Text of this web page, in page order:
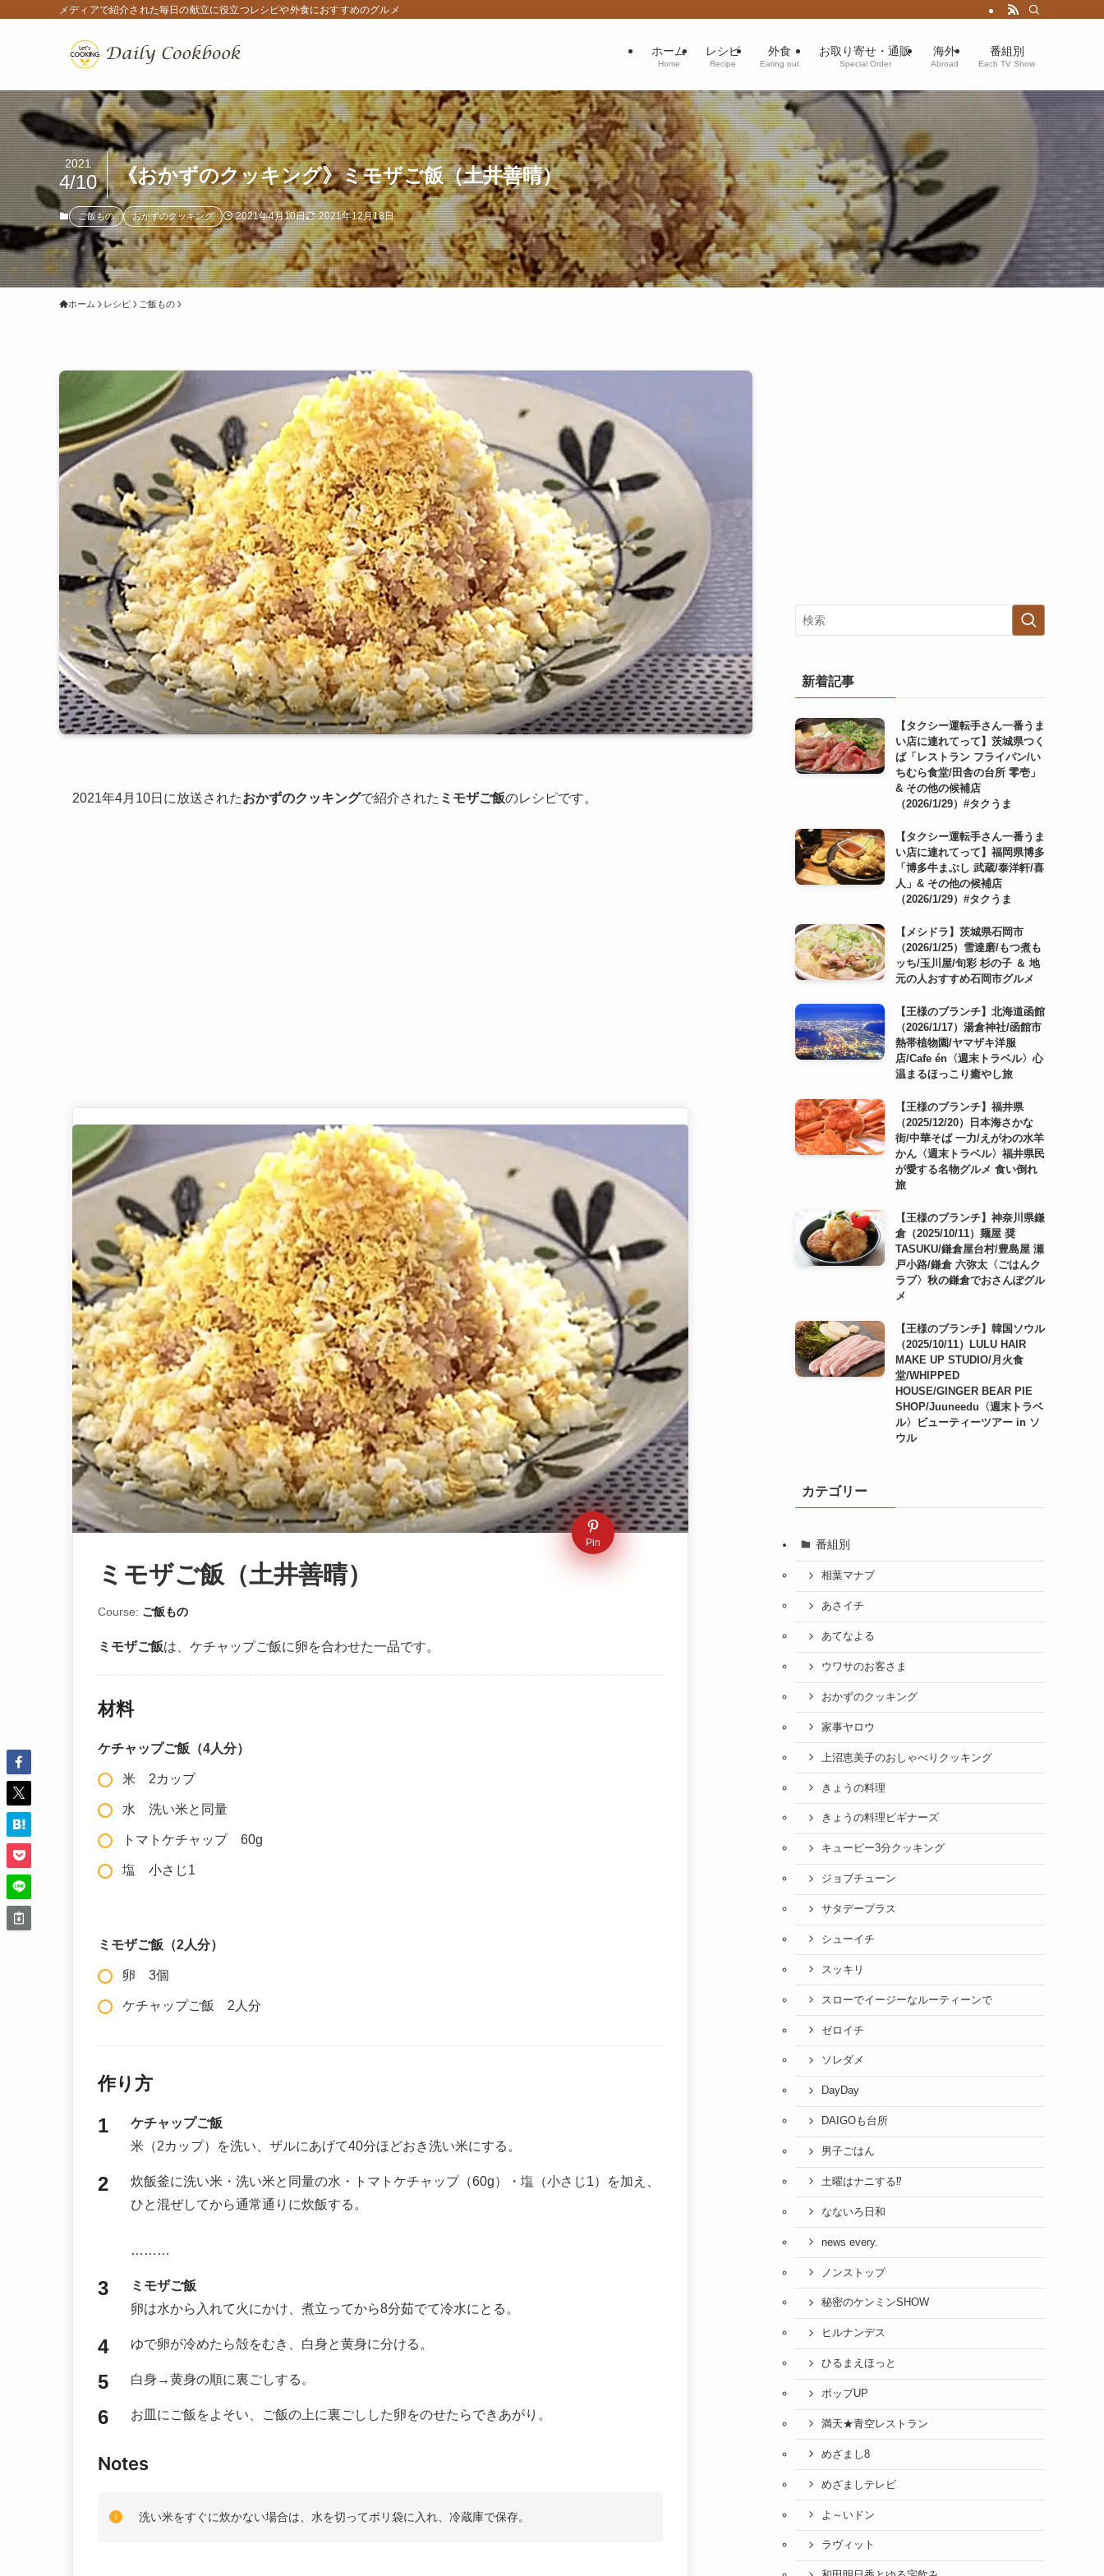
メディアで紹介された毎日の献立に役立つレシピや外食におすすめのグルメ
ホーム
Home
レシピ
Recipe
外食
Eating out
お取り寄せ・通販
Special Order
海外
Abroad
番組別
Each TV Show
《おかずのクッキング》ミモザご飯（土井善晴）
2021
4/10
ご飯もの おかずのクッキング 2021年4月10日 2021年12月18日
ホーム レシピ ご飯もの
2021年4月10日に放送されたおかずのクッキングで紹介された ミモザご飯のレシピです。
Pin
ミモザご飯（土井善晴）
Course: ご飯もの
ミモザご飯は、ケチャップご飯に卵を合わせた一品です。
材料
ケチャップご飯（4人分）
米 2カップ
水 洗い米と同量
トマトケチャップ 60g
塩 小さじ1
ミモザご飯（2人分）
卵 3個
ケチャップご飯 2人分
作り方
ケチャップご飯
米（2カップ）を洗い、ザルにあげて40分ほどおき洗い米にする。
炊飯釜に洗い米・洗い米と同量の水・トマトケチャップ（60g）・塩（小さじ1）を加え、
ひと混ぜしてから通常通りに炊飯する。
………
ミモザご飯
卵は水から入れて火にかけ、煮立ってから8分茹でて冷水にとる。
ゆで卵が冷めたら殻をむき、白身と黄身に分ける。
白身→黄身の順に裏ごしする。
お皿にご飯をよそい、ご飯の上に裏ごしした卵をのせたらできあがり。
Notes
洗い米をすぐに炊かない場合は、水を切ってポリ袋に入れ、冷蔵庫で保存。
新着記事
【タクシー運転手さん一番うま
い店に連れてって】茨城県つく
ば「レストラン フライパン/い
ちむら食堂/田舎の台所 零壱」
& その他の候補店
（2026/1/29）#タクうま
【タクシー運転手さん一番うま
い店に連れてって】福岡県博多
「博多牛まぶし 武蔵/泰洋軒/喜
人」& その他の候補店
（2026/1/29）#タクうま
【メシドラ】茨城県石岡市
（2026/1/25）雪達磨/もつ煮も
ッち/玉川屋/旬彩 杉の子 ＆ 地
元の人おすすめ石岡市グルメ
【王様のブランチ】北海道函館
（2026/1/17）湯倉神社/函館市
熱帯植物園/ヤマザキ洋服
店/Cafe én〈週末トラベル〉心
温まるほっこり癒やし旅
【王様のブランチ】福井県
（2025/12/20）日本海さかな
街/中華そば 一力/えがわの水羊
かん〈週末トラベル〉福井県民
が愛する名物グルメ 食い倒れ
旅
【王様のブランチ】神奈川県鎌
倉（2025/10/11）麺屋 奨
TASUKU/鎌倉屋台村/豊島屋 瀬
戸小路/鎌倉 六弥太〈ごはんク
ラブ〉秋の鎌倉でおさんぽグル
メ
【王様のブランチ】韓国ソウル
（2025/10/11）LULU HAIR
MAKE UP STUDIO/月火食
堂/WHIPPED
HOUSE/GINGER BEAR PIE
SHOP/Juuneedu〈週末トラベ
ル〉ビューティーツアー in ソ
ウル
カテゴリー
番組別
相葉マナブ
あさイチ
あてなよる
ウワサのお客さま
おかずのクッキング
家事ヤロウ
上沼恵美子のおしゃべりクッキング
きょうの料理
きょうの料理ビギナーズ
キューピー3分クッキング
ジョブチューン
サタデープラス
シューイチ
スッキリ
スローでイージーなルーティーンで
ゼロイチ
ソレダメ
DayDay
DAIGOも台所
男子ごはん
土曜はナニする⁉
なないろ日和
news every.
ノンストップ
秘密のケンミンSHOW
ヒルナンデス
ひるまえほっと
ポップUP
満天★青空レストラン
めざまし8
めざましテレビ
よ～いドン
ラヴィット